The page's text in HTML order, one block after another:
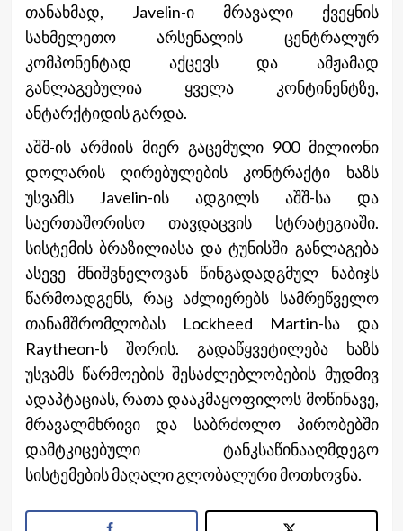
თანახმად, Javelin-ი მრავალი ქვეყნის
სახმელეთო არსენალის ცენტრალურ
კომპონენტად აქცევს და ამჟამად
განლაგებულია ყველა კონტინენტზე,
ანტარქტიდის გარდა.
აშშ-ის არმიის მიერ გაცემული 900 მილიონი
დოლარის ღირებულების კონტრაქტი ხაზს
უსვამს Javelin-ის ადგილს აშშ-სა და
საერთაშორისო თავდაცვის სტრატეგიაში.
სისტემის ბრაზილიასა და ტუნისში განლაგება
ასევე მნიშვნელოვან წინგადადგმულ ნაბიჯს
წარმოადგენს, რაც აძლიერებს სამრეწველო
თანამშრომლობას Lockheed Martin-სა და
Raytheon-ს შორის. გადაწყვეტილება ხაზს
უსვამს წარმოების შესაძლებლობების მუდმივ
ადაპტაციას, რათა დააკმაყოფილოს მოწინავე,
მრავალმხრივი და საბრძოლო პირობებში
დამტკიცებული ტანკსაწინააღმდეგო
სისტემების მაღალი გლობალური მოთხოვნა.